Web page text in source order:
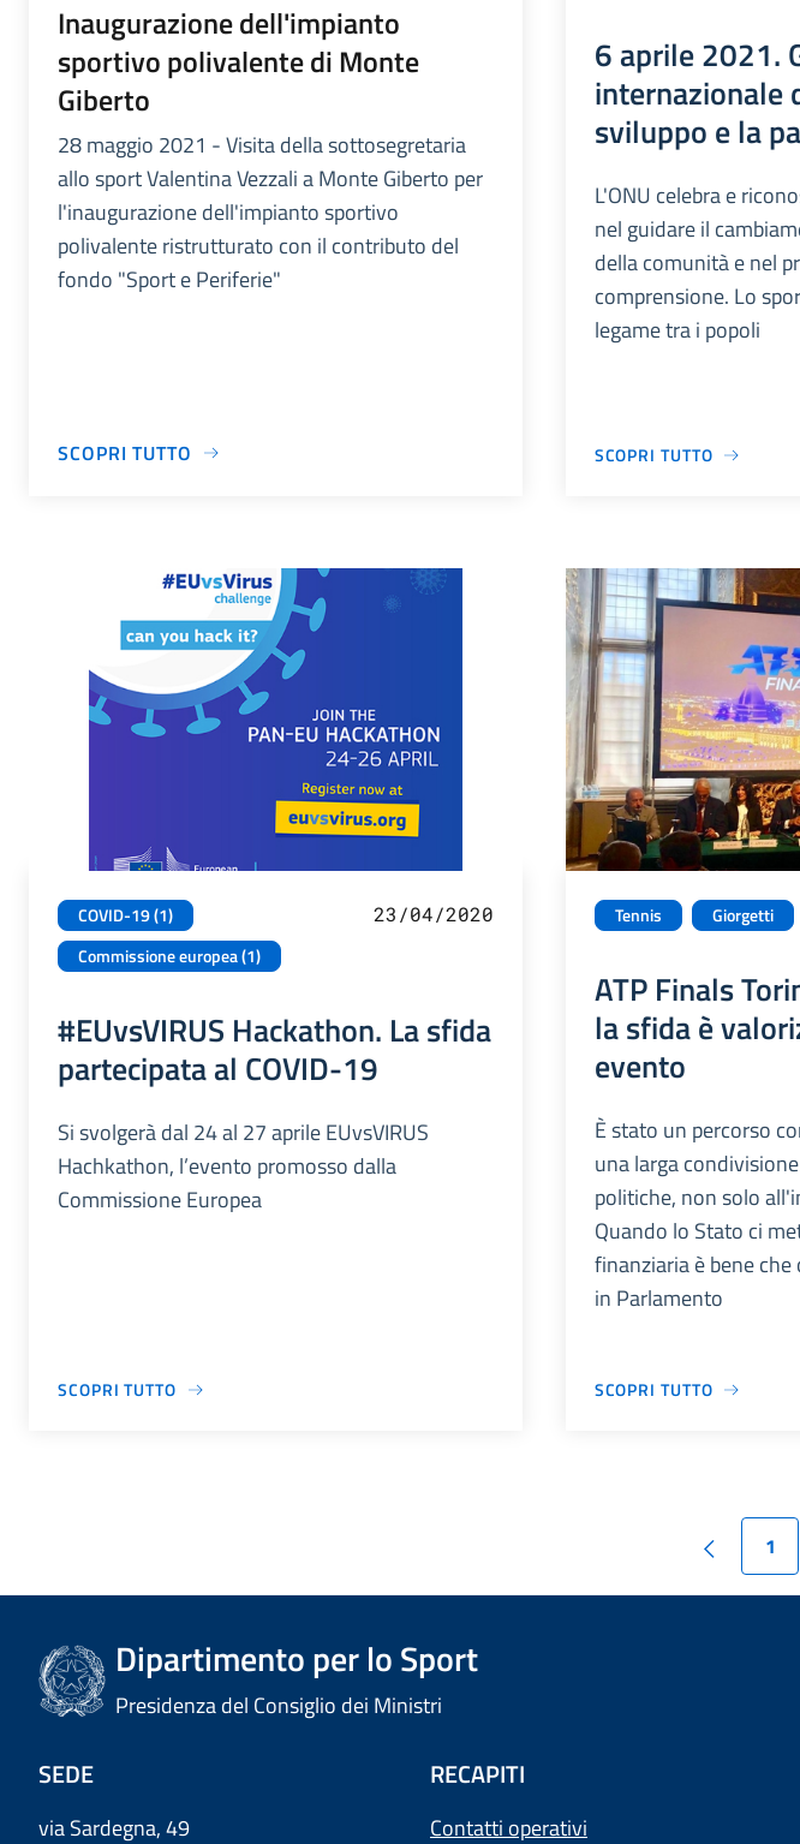
Inaugurazione dell'impianto
sportivo polivalente di Monte
Giberto
28 maggio 2021 - Visita della sottosegretaria
allo sport Valentina Vezzali a Monte Giberto per
l'inaugurazione dell'impianto sportivo
polivalente ristrutturato con il contributo del
fondo "Sport e Periferie"
SCOPRI TUTTO
6 aprile 2021.
internazionale
sviluppo e la
L'ONU celebra e
nel guidare il
della comunità e nel
comprensione. Lo
legame tra i popoli
SCOPRI TUTTO
COVID-19 (1)
Commissione europea (1)
23/04/2020
#EUvsVIRUS Hackathon. La sfida
partecipata al COVID-19
Si svolgerà dal 24 al 27 aprile EUvsVIRUS
Hachkathon, l’evento promosso dalla
Commissione Europea
SCOPRI TUTTO
Tennis Giorgetti
ATP Finals
la sfida è
evento
È stato un percorso
una larga
politiche, non solo
Quando lo Stato ci
finanziaria è bene
in Parlamento
SCOPRI TUTTO
1
Dipartimento per lo Sport
Presidenza del Consiglio dei Ministri
SEDE
via Sardegna, 49
RECAPITI
Contatti operativi